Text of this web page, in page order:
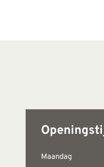
Maandag